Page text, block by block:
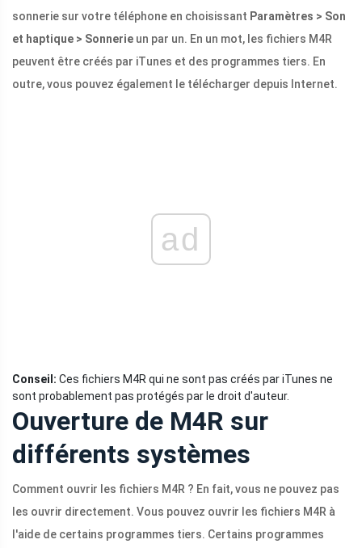
sonnerie sur votre téléphone en choisissant Paramètres > Son
et haptique > Sonnerie un par un. En un mot, les fichiers M4R
peuvent être créés par iTunes et des programmes tiers. En
outre, vous pouvez également le télécharger depuis Internet.
ad
Conseil: Ces fichiers M4R qui ne sont pas créés par iTunes ne
sont probablement pas protégés par le droit d'auteur.
Ouverture de M4R sur
différents systèmes
Comment ouvrir les fichiers M4R ? En fait, vous ne pouvez pas
les ouvrir directement. Vous pouvez ouvrir les fichiers M4R à
l'aide de certains programmes tiers. Certains programmes